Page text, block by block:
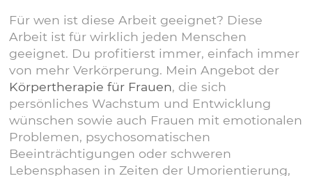
Für wen ist diese Arbeit geeignet? Diese
Arbeit ist für wirklich jeden Menschen
geeignet. Du profitierst immer, einfach immer
von mehr Verkörperung. Mein Angebot der
Körpertherapie für Frauen, die sich
persönliches Wachstum und Entwicklung
wünschen sowie auch Frauen mit emotionalen
Problemen, psychosomatischen
Beeinträchtigungen oder schweren
Lebensphasen in Zeiten der Umorientierung,